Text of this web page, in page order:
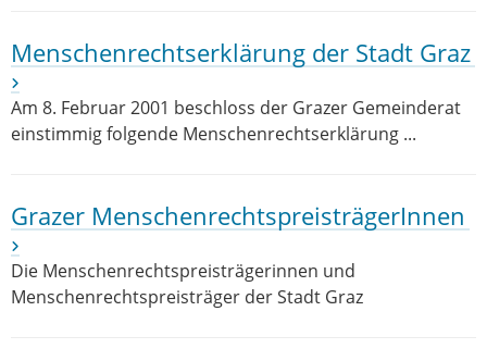
Menschenrechtserklärung der Stadt Graz
Am 8. Februar 2001 beschloss der Grazer Gemeinderat
einstimmig folgende Menschenrechtserklärung ...
Grazer MenschenrechtspreisträgerInnen
Die Menschenrechtspreisträgerinnen und
Menschenrechtspreisträger der Stadt Graz